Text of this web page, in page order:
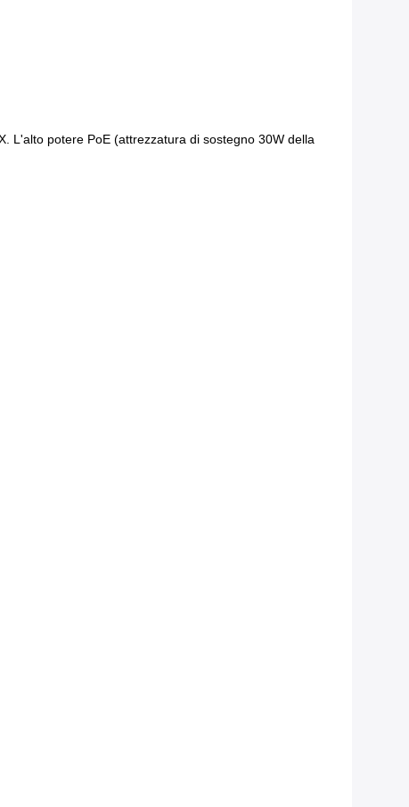
L'alto potere PoE (attrezzatura di sostegno 30W della